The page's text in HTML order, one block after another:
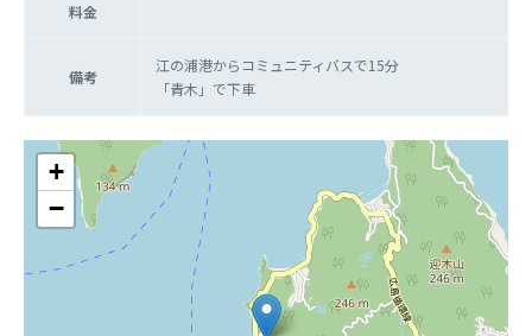
料金
備考
江の浦港からコミュニティバスで15分
「青木」で下車
+
−